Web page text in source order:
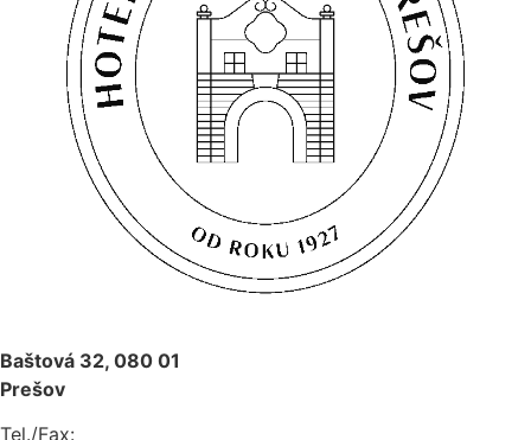
Baštová 32, 080 01
Prešov
Tel./Fax: